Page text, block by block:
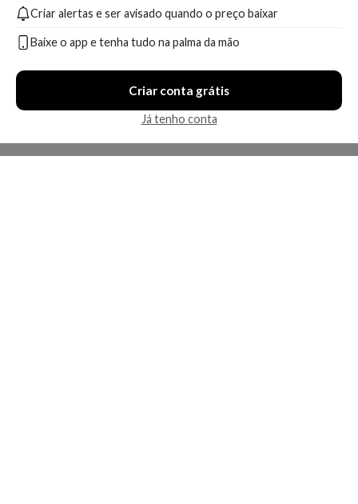
Criar alertas e ser avisado quando o preço baixar
Baixe o app e tenha tudo na palma da mão
Criar conta grátis
Já tenho conta